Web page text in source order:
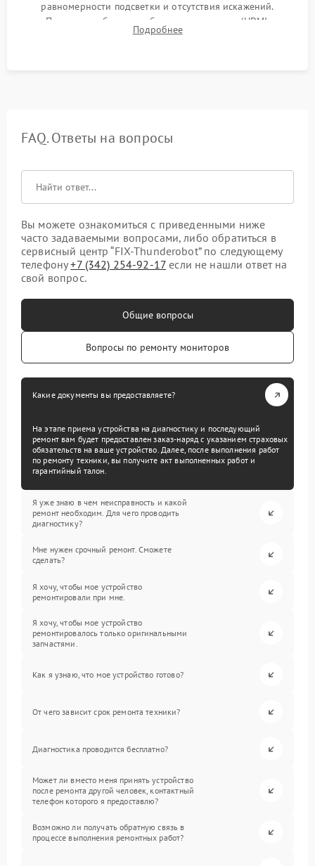
равномерности подсветки и отсутствия искажений.
Проверка работоспособности всех портов (HDMI,
DisplayPort, VGA) и кнопок управления под нагрузкой в
Подробнее
FAQ. Ответы на вопросы
Вы можете ознакомиться с приведенными ниже
часто задаваемыми вопросами, либо обратиться в
сервисный центр “FIX-Thunderobot” по следующему
телефону+7 (342) 254-92-17 если не нашли ответ на
свой вопрос.
Общие вопросы
Вопросы по ремонту мониторов
Какие документы вы предоставляете?
На этапе приема устройства на диагностику и последующий
ремонт вам будет предоставлен заказ-наряд с указанием страховых
обязательств на ваше устройство. Далее, после выполнения работ
по ремонту техники, вы получите акт выполненных работ и
гарантийный талон.
Я уже знаю в чем неисправность и какой
ремонт необходим. Для чего проводить
диагностику?
Мне нужен срочный ремонт. Сможете
сделать?
Я хочу, чтобы мое устройство
ремонтировали при мне.
Я хочу, чтобы мое устройство
ремонтировалось только оригинальными
запчастями.
Как я узнаю, что мое устройство готово?
От чего зависит срок ремонта техники?
Диагностика проводится бесплатно?
Может ли вместо меня принять устройство
после ремонта другой человек, контактный
телефон которого я предоставлю?
Возможно ли получать обратную связь в
процессе выполнения ремонтных работ?